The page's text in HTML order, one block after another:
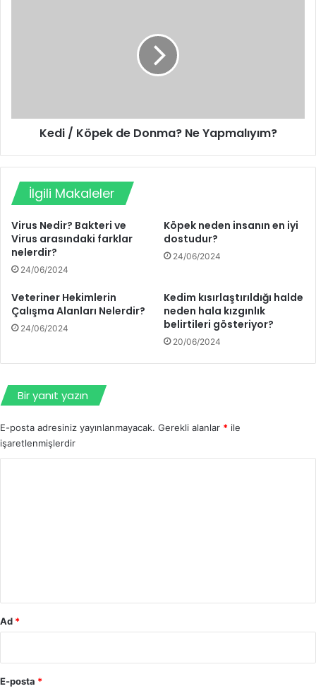
Kedi / Köpek de Donma? Ne Yapmalıyım?
İlgili Makaleler
Virus Nedir? Bakteri ve
Virus arasındaki farklar
nelerdir?
24/06/2024
Köpek neden insanın en iyi
dostudur?
24/06/2024
Veteriner Hekimlerin
Çalışma Alanları Nelerdir?
24/06/2024
Kedim kısırlaştırıldığı halde
neden hala kızgınlık
belirtileri gösteriyor?
20/06/2024
Bir yanıt yazın
E-posta adresiniz yayınlanmayacak. Gerekli alanlar * ile
işaretlenmişlerdir
Ad *
E-posta *